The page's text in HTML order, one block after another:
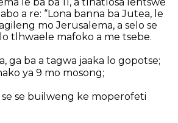
le ba ba 11, a tlhatlosa lentswe
a re: “Lona banna ba Jutea, le
mo Jerusalema, a selo se
tlhwaele mafoko a me tsebe.
ga ba a tagwa jaaka lo gopotse;
ya 9 mo mosong;
se se builweng ke moperofeti